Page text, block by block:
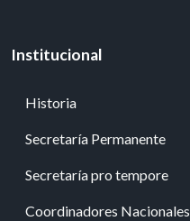
Institucional
Historia
Secretaría Permanente
Secretaría pro tempore
Coordinadores Nacionales